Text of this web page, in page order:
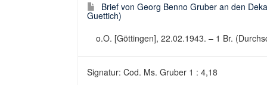
Brief von Georg Benno Gruber an den
Guettich)
o.O. [Göttingen], 22.02.1943. – 1 Br.
Signatur: Cod. Ms. Gruber 1 : 4,18